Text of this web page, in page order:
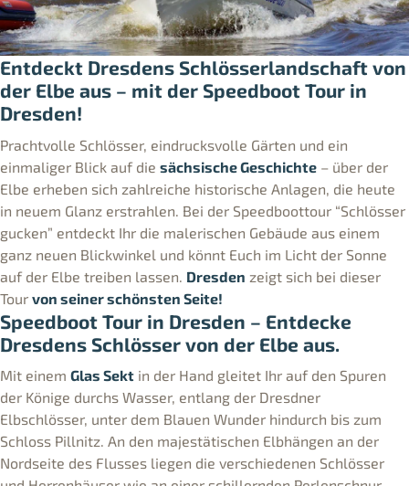
Entdeckt Dresdens Schlösserlandschaft von
der Elbe aus – mit der Speedboot Tour in
Dresden!
Prachtvolle Schlösser, eindrucksvolle Gärten und ein
einmaliger Blick auf die sächsische Geschichte – über der
Elbe erheben sich zahlreiche historische Anlagen, die heute
in neuem Glanz erstrahlen. Bei der Speedboottour “Schlösser
gucken” entdeckt Ihr die malerischen Gebäude aus einem
ganz neuen Blickwinkel und könnt Euch im Licht der Sonne
auf der Elbe treiben lassen. Dresden zeigt sich bei dieser
Tour von seiner schönsten Seite!
Speedboot Tour in Dresden – Entdecke
Dresdens Schlösser von der Elbe aus.
Mit einem Glas Sekt in der Hand gleitet Ihr auf den Spuren
der Könige durchs Wasser, entlang der Dresdner
Elbschlösser, unter dem Blauen Wunder hindurch bis zum
Schloss Pillnitz. An den majestätischen Elbhängen an der
Nordseite des Flusses liegen die verschiedenen Schlösser